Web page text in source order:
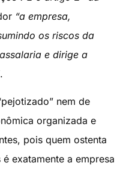
“a empresa,
os riscos da
e dirige a
.
nem de
organizada e
pois quem ostenta
exatamente a empresa